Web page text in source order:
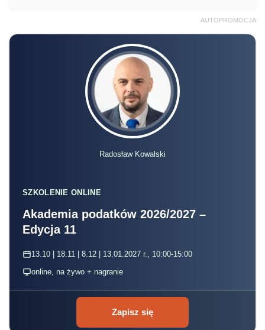
AUTOPROMOCJA
Radosław Kowalski
SZKOLENIE ONLINE
Akademia podatków 2026/2027 –
Edycja 11
13.10 | 18.11 | 8.12 | 13.01.2027 r., 10:00-15:00
online, na żywo + nagranie
Zapisz się